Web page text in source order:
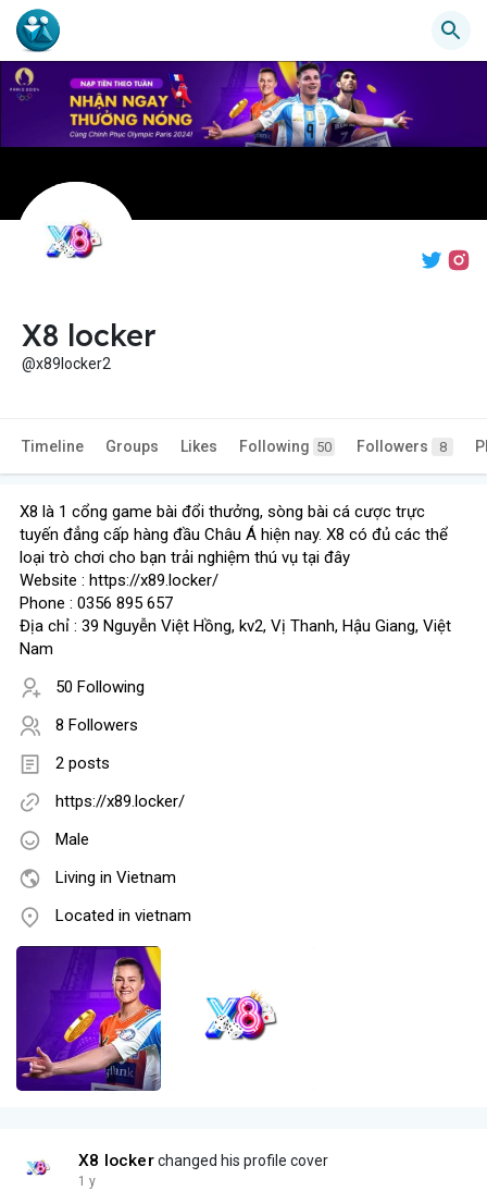
X8 locker
@x89locker2
Timeline Groups Likes Following 50 Followers 8
X8 là 1 cổng game bài đổi thưởng, sòng bài cá cược trực
tuyến đẳng cấp hàng đầu Châu Á hiện nay. X8 có đủ các thể
loại trò chơi cho bạn trải nghiệm thú vụ tại đây
Website : https://x89.locker/
Phone : 0356 895 657
Địa chỉ : 39 Nguyễn Việt Hồng, kv2, Vị Thanh, Hậu Giang, Việt
Nam
50 Following
8 Followers
2 posts
https://x89.locker/
Male
Living in Vietnam
Located in vietnam
X8 lockerchanged his profile cover
1 y